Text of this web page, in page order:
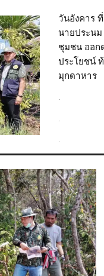
วันอังคาร
นายประนม
ชุมชน ออก
ประโยชน์
มุกดาหาร
.
.
.